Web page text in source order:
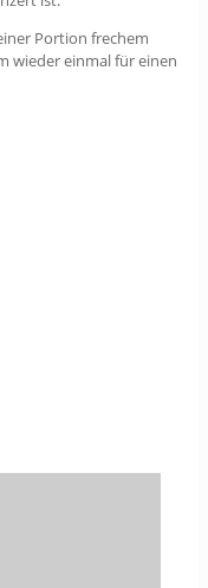
Portion frechem
wieder einmal für einen